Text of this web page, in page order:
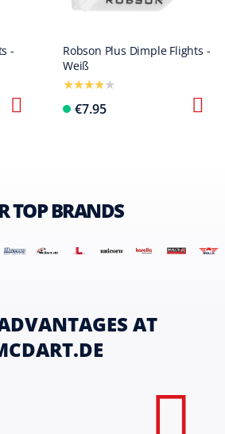
-
Robson Plus Dimple Flights -
Weiß
€7.95
TOP BRANDS
AT